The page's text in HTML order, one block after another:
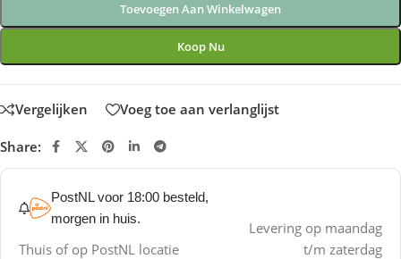
Toevoegen Aan Winkelwagen
Koop Nu
Vergelijken Voeg toe aan verlanglijst
Share:
PostNL voor 18:00 besteld,
morgen in huis.
Thuis of op PostNL locatie
Levering op maandag
t/m zaterdag